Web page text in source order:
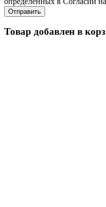
Товар добавлен в